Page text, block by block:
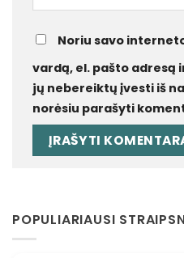
Noriu savo
vardą, el. pašto adresą
jų nebereiktų įvesti iš
norėsiu parašyti
POPULIARIAUSI